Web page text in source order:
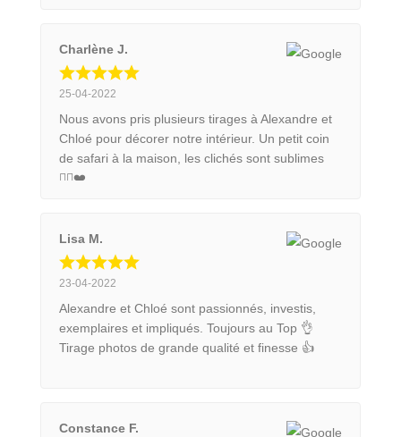
Charlène J.
25-04-2022
Nous avons pris plusieurs tirages à Alexandre et
Chloé pour décorer notre intérieur. Un petit coin
de safari à la maison, les clichés sont sublimes
👍🏼❤️
Lisa M.
23-04-2022
Alexandre et Chloé sont passionnés, investis,
exemplaires et impliqués. Toujours au Top 👌
Tirage photos de grande qualité et finesse 👍
Constance F.